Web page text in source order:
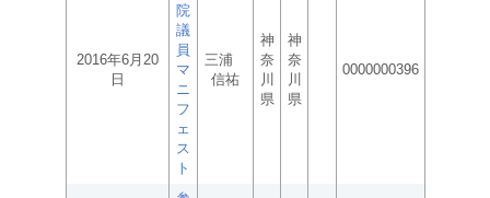
2016年6月20
日
院
議
員
マ
ニ
フ
ェ
ス
ト
三浦
信祐
神
奈
川
県
神
奈
川
県
0000000396